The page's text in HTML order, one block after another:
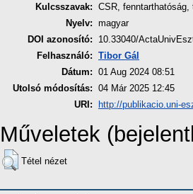
Kulcsszavak: CSR,
Nyelv: magyar
DOI azonosító:
10.33040/
Felhasználó: Tibor Gál
Dátum: 01 Aug 2024 08:51
Utolsó módosítás: 04 Már 2025 12:45
URI:
http://publikacio.uni-
Műveletek
Tétel nézet